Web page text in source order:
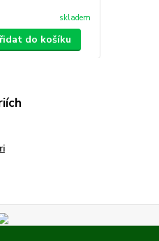
skladem
do košíku